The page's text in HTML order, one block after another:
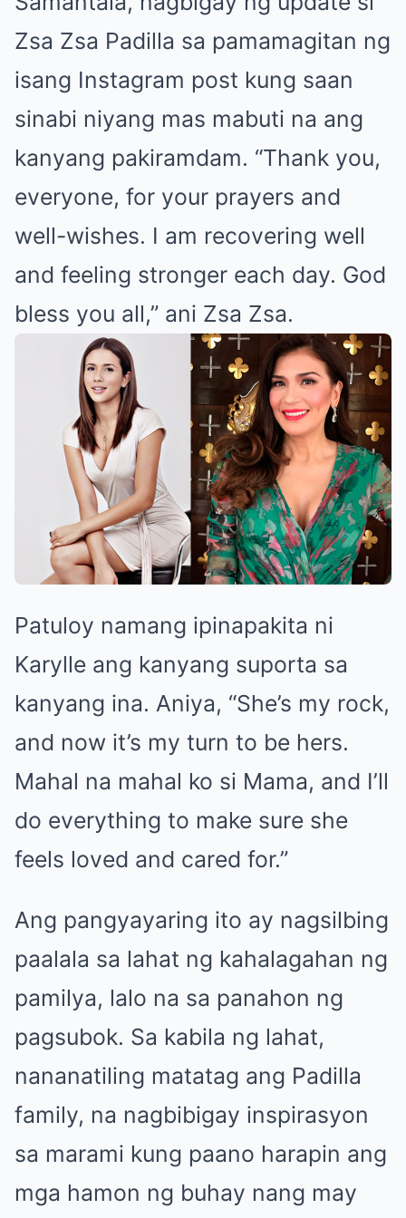
Zsa Zsa Padilla sa pamamagitan ng
isang Instagram post kung saan
sinabi niyang mas mabuti na ang
kanyang pakiramdam. “Thank you,
everyone, for your prayers and
well-wishes. I am recovering well
and feeling stronger each day. God
bless you all,” ani Zsa Zsa.
Patuloy namang ipinapakita ni
Karylle ang kanyang suporta sa
kanyang ina. Aniya, “She’s my rock,
and now it’s my turn to be hers.
Mahal na mahal ko si Mama, and I’ll
do everything to make sure she
feels loved and cared for.”
Ang pangyayaring ito ay nagsilbing
paalala sa lahat ng kahalagahan ng
pamilya, lalo na sa panahon ng
pagsubok. Sa kabila ng lahat,
nananatiling matatag ang Padilla
family, na nagbibigay inspirasyon
sa marami kung paano harapin ang
mga hamon ng buhay nang may